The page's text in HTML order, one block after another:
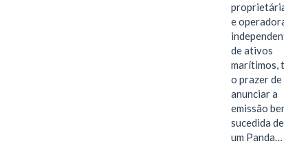
proprietárias
e operadoras
independentes
de ativos
marítimos, tem
o prazer de
anunciar a
emissão bem-
sucedida de
um Panda…